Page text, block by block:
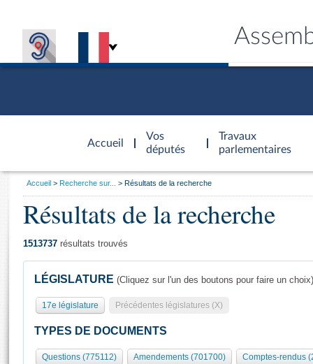
Accueil
d'accueil
Vos
députés
Travaux
parlementaires
Présidence
577 députés
Séance publique
Commissions et autres organes
Général
Rôle et pouvoirs de l'Assemblée
Visiter l'Assemblée
Visite virtuelle du palais Bourbon
Vous
Accueil Recherche sur... Résultats de la recherche
Résultats de la recherche
1513737 résultats trouvés
LÉGISLATURE (Cliquez sur l'un des boutons pour faire un choix)
17e législature Précédentes législatures (X)
TYPES DE DOCUMENTS
Questions (775112) Amendements (701700) Comptes-rendus